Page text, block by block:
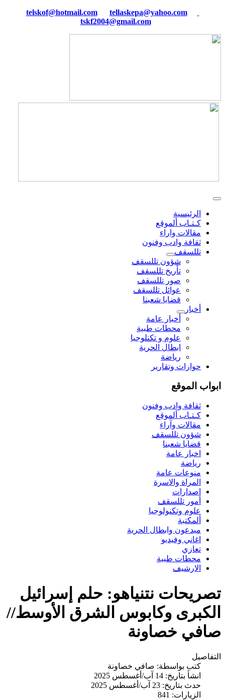
tellaskepa@yahoo.com
tskf2004@gmail.com
الرئيسية
كـتـاب ألموقع
مقالات واراء
ثقافة وادب وفنون
تللسقف
شؤون تللسقف
تأريخ تللسقف
صور تللسقف
عوائل تللسقف
قضايا شعبنا
أخبار
أخبار عامة
محطات طبية
علوم و تکنلوجیا
ابطال الحرية
رياضة
حوارات وتقارير
ابواب الموقع
ثقافة وادب وفنون
كـتـاب ألموقع
مقالات وآراء
شؤون تللسقف
قضايا شعبنا
اخبار عامة
رياضة
منوعات عامة
المراة والاسرة
اصدارات
أمور تللسقف
علوم وتكنولوجيا
ألمكتبة
مبدعون وابطال الحرية
اغاني وفيديو
تعازي
محطات طبية
الارشيف
تصريحات نتنياهو: حلم إسرائيل
الكبرى وكابوس الشرق الأوسط//
صافي خصاونة
التفاصيل
كتب بواسطة: صافي خصاونة
انشأ بتاريخ: 14 آب/أغسطس 2025
حدث بتاريخ: 23 آب/أغسطس 2025
الزيارات: 841